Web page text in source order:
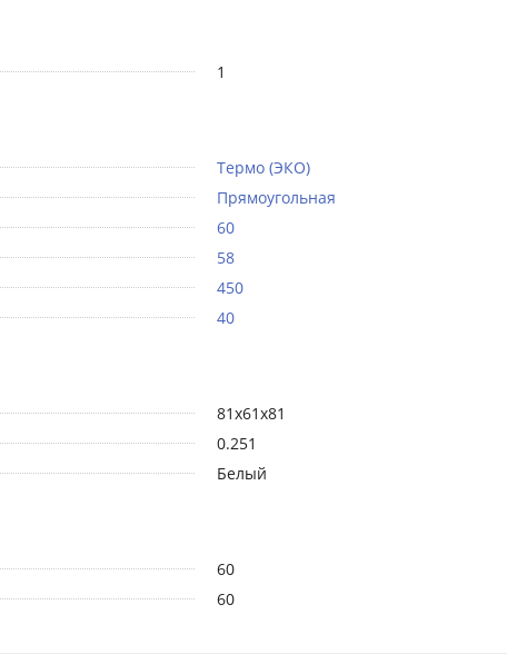
1
Термо (ЭКО)
Прямоугольная
60
58
450
40
81х61х81
0.251
Белый
60
60